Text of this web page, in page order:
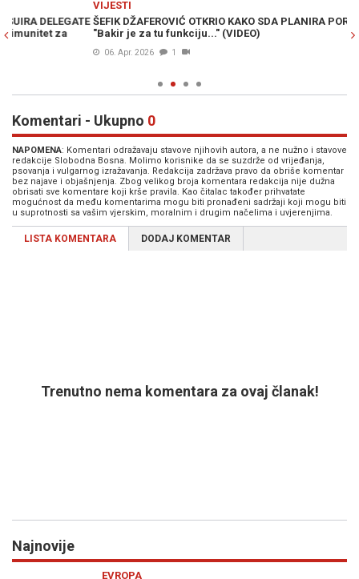
ŠEFIK DŽAFEROVIĆ OTKRIO KAKO SDA PLANIRA PORAZITI TROJKU:
"Bakir je za tu funkciju..." (VIDEO)
1
Komentari - Ukupno 0
NAPOMENA: Komentari odražavaju stavove njihovih autora, a ne nužno i stavove
redakcije Slobodna Bosna. Molimo korisnike da se suzdrže od vrijeđanja,
psovanja i vulgarnog izražavanja. Redakcija zadržava pravo da obriše komentar
bez najave i objašnjenja. Zbog velikog broja komentara redakcija nije dužna
obrisati sve komentare koji krše pravila. Kao čitalac također prihvatate
mogućnost da među komentarima mogu biti pronađeni sadržaji koji mogu biti
u suprotnosti sa vašim vjerskim, moralnim i drugim načelima i uvjerenjima.
LISTA KOMENTARA DODAJ KOMENTAR
Trenutno nema komentara za ovaj članak!
Najnovije